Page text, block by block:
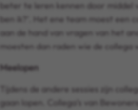
beter te leren kennen door middel
ben ik?’. Het ene team moest een
aan de hand van vragen van het
moesten dan raden wie de collega
Meelopen
Tijdens de andere sessies zijn
gaan lopen. Collega’s van